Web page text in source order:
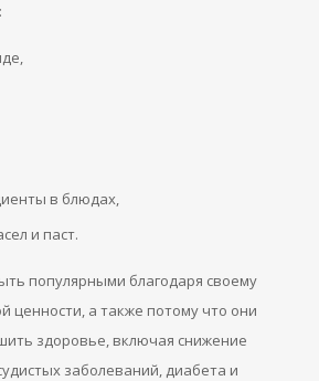
в блюдах,
и паст.
популярными благодаря своему
ценности, а также потому что они
здоровье, включая снижение
заболеваний, диабета и